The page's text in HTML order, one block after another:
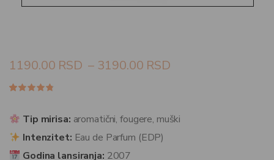
1190.00 RSD – 3190.00 RSD
5 na
osnovu
kupaca
Tip mirisa: aromatični, fougere, muški
Intenzitet: Eau de Parfum (EDP)
Godina lansiranja: 2007